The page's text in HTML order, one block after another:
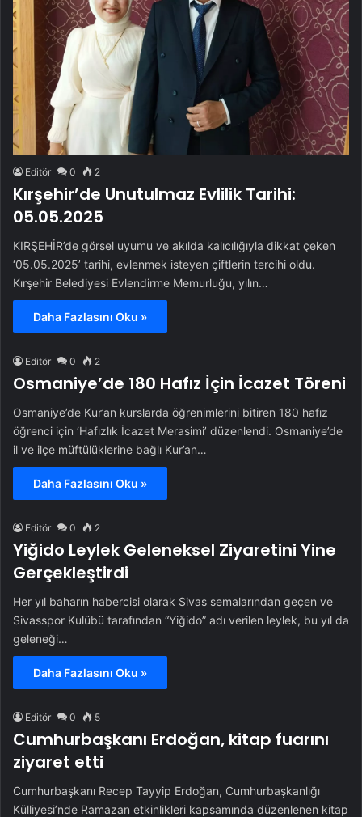
Editör 0 2
Kırşehir’de Unutulmaz Evlilik Tarihi:
05.05.2025
KIRŞEHİR’de görsel uyumu ve akılda kalıcılığıyla dikkat çeken
‘05.05.2025’ tarihi, evlenmek isteyen çiftlerin tercihi oldu.
Kırşehir Belediyesi Evlendirme Memurluğu, yılın…
Daha Fazlasını Oku »
Editör 0 2
Osmaniye’de 180 Hafız İçin İcazet Töreni
Osmaniye’de Kur’an kurslarda öğrenimlerini bitiren 180 hafız
öğrenci için ‘Hafızlık İcazet Merasimi’ düzenlendi. Osmaniye’de
il ve ilçe müftülüklerine bağlı Kur’an…
Daha Fazlasını Oku »
Editör 0 2
Yiğido Leylek Geleneksel Ziyaretini Yine
Gerçekleştirdi
Her yıl baharın habercisi olarak Sivas semalarından geçen ve
Sivasspor Kulübü tarafından “Yiğido” adı verilen leylek, bu yıl da
geleneği…
Daha Fazlasını Oku »
Editör 0 5
Cumhurbaşkanı Erdoğan, kitap fuarını
ziyaret etti
Cumhurbaşkanı Recep Tayyip Erdoğan, Cumhurbaşkanlığı
Külliyesi’nde Ramazan etkinlikleri kapsamında düzenlenen kitap